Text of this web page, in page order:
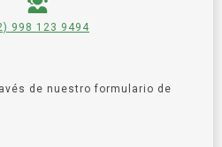
998 123 9494
de nuestro formulario de